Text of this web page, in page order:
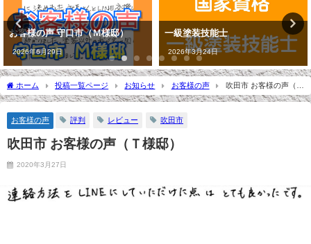
お客様の声 守口市（Ｍ様邸）
2026年6月29日
一級塗装技能士
2026年3月24日
ホーム 投稿一覧ページ お知らせ お客様の声
吹田市 お客様の声（Ｔ
様邸）
お客様の声 評判 レビュー 吹田市
吹田市 お客様の声（Ｔ様邸）
2020年3月27日